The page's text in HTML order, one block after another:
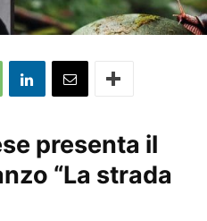
presenta il
“La strada